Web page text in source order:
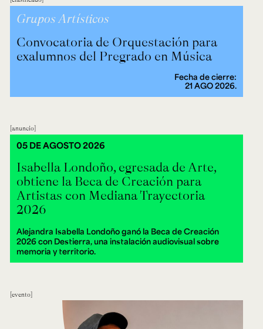
Grupos Artísticos
Convocatoria de Orquestación para
exalumnos del Pregrado en Música
Fecha de cierre:
21 AGO 2026.
anuncio
Isabella Londoño, egresada de Arte,
obtiene la Beca de Creación para
Artistas con Mediana Trayectoria
2026
Alejandra Isabella Londoño ganó la Beca de Creación
2026 con Destierra, una instalación audiovisual sobre
memoria y territorio.
05 DE AGOSTO 2026
evento